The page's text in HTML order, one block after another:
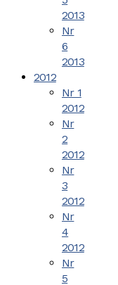
2013
Nr
6
2013
2012
Nr 1
2012
Nr
2
2012
Nr
3
2012
Nr
4
2012
Nr
5